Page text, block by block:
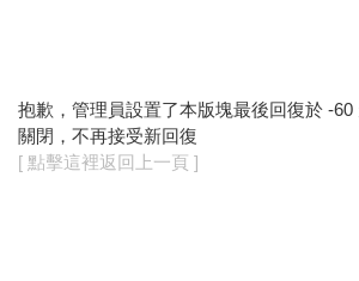
抱歉，管理員設置了本版塊最後回復於 -60
關閉，不再接受新回復
[ 點擊這裡返回上一頁 ]